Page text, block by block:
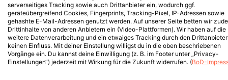
serverseitiges Tracking sowie auch Drittanbieter ein, wodurch ggf.
geräteübergreifend Cookies, Fingerprints, Tracking-Pixel, IP-Adressen sowie
gehashte E-Mail-Adressen genutzt werden. Auf unserer Seite betten wir
Drittinhalte von anderen Anbietern ein (Video-Plattformen). Wir haben auf die
weitere Datenverarbeitung und ein etwaiges Tracking durch den Drittanbieter
keinen Einfluss. Mit deiner Einstellung willigst du in die oben beschriebenen
Vorgänge ein. Du kannst deine Einwilligung (z. B. im Footer unter „Privacy-
Einstellungen“) jederzeit mit Wirkung für die Zukunft widerrufen. (BoD-